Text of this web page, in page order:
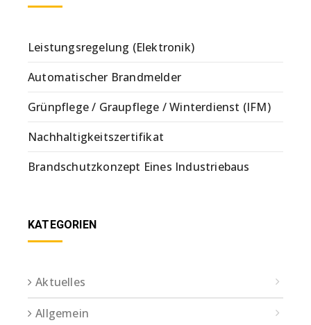
Leistungsregelung (Elektronik)
Automatischer Brandmelder
Grünpflege / Graupflege / Winterdienst (IFM)
Nachhaltigkeitszertifikat
Brandschutzkonzept Eines Industriebaus
KATEGORIEN
Aktuelles
Allgemein